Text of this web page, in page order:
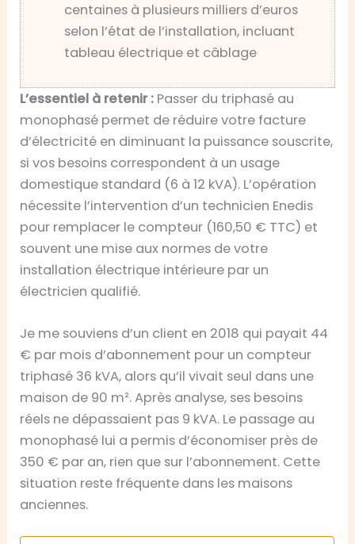
centaines à plusieurs milliers d’euros
selon l’état de l’installation, incluant
tableau électrique et câblage
L’essentiel à retenir : Passer du triphasé au
monophasé permet de réduire votre facture
d’électricité en diminuant la puissance souscrite,
si vos besoins correspondent à un usage
domestique standard (6 à 12 kVA). L’opération
nécessite l’intervention d’un technicien Enedis
pour remplacer le compteur (160,50 € TTC) et
souvent une mise aux normes de votre
installation électrique intérieure par un
électricien qualifié.
Je me souviens d’un client en 2018 qui payait 44
€ par mois d’abonnement pour un compteur
triphasé 36 kVA, alors qu’il vivait seul dans une
maison de 90 m². Après analyse, ses besoins
réels ne dépassaient pas 9 kVA. Le passage au
monophasé lui a permis d’économiser près de
350 € par an, rien que sur l’abonnement. Cette
situation reste fréquente dans les maisons
anciennes.